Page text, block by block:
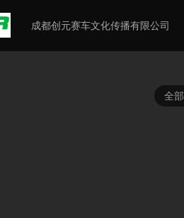
成都创元赛车文化传播有限公司
全部